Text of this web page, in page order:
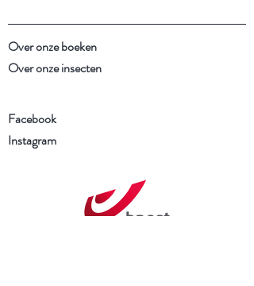
Over onze boeken
Over onze insecten
Facebook
Instagram